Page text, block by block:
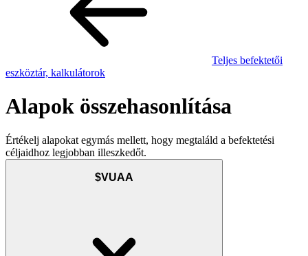
Teljes befektetői
eszköztár, kalkulátorok
Alapok összehasonlítása
Értékelj alapokat egymás mellett, hogy megtaláld a befektetési
céljaidhoz legjobban illeszkedőt.
$VUAA